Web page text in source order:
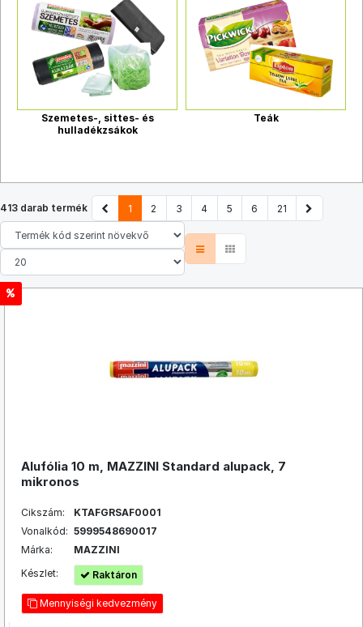
Szemetes-, sittes- és
hulladékzsákok
Teák
413 darab termék 1 2 3 4 5 6 21
Alufólia 10 m, MAZZINI Standard alupack, 7
mikronos
Cikszám:
KTAFGRSAF0001
Vonalkód: 5999548690017
Márka:
MAZZINI
Készlet:
Raktáron
Mennyiségi kedvezmény